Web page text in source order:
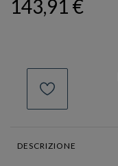
143,91 €
DESCRIZIONE